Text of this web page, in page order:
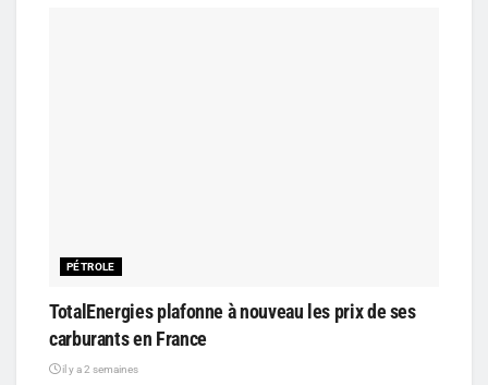
PÉTROLE
TotalEnergies plafonne à nouveau les prix de ses
carburants en France
il y a 2 semaines